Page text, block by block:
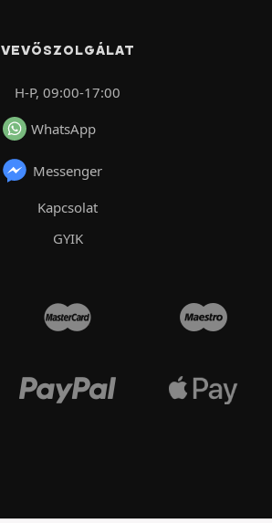
VEVŐSZOLGÁLAT
H-P, 09:00-17:00
WhatsApp
Messenger
Kapcsolat
GYIK